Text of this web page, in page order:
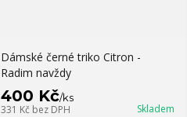
Dámské černé triko Citron -
Radim navždy
400 Kč/ks
331 Kč bez DPH Skladem